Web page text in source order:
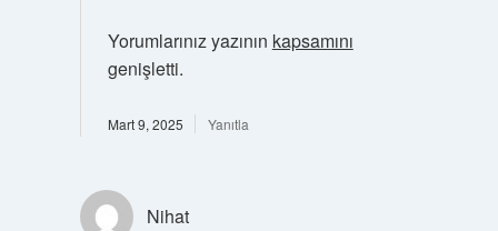
Yorumlarınız yazının kapsamını
genişletti.
Mart 9, 2025 Yanıtla
Nihat